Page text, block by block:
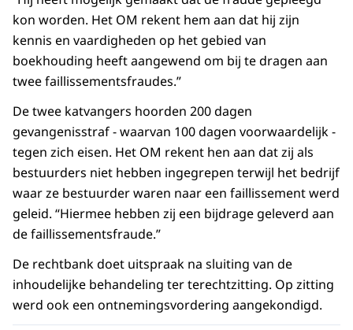
kon worden. Het OM rekent hem aan dat hij zijn
kennis en vaardigheden op het gebied van
boekhouding heeft aangewend om bij te dragen aan
twee faillissementsfraudes.”
De twee katvangers hoorden 200 dagen
gevangenisstraf - waarvan 100 dagen voorwaardelijk -
tegen zich eisen. Het OM rekent hen aan dat zij als
bestuurders niet hebben ingegrepen terwijl het bedrijf
waar ze bestuurder waren naar een faillissement werd
geleid. “Hiermee hebben zij een bijdrage geleverd aan
de faillissementsfraude.”
De rechtbank doet uitspraak na sluiting van de
inhoudelijke behandeling ter terechtzitting. Op zitting
werd ook een ontnemingsvordering aangekondigd.